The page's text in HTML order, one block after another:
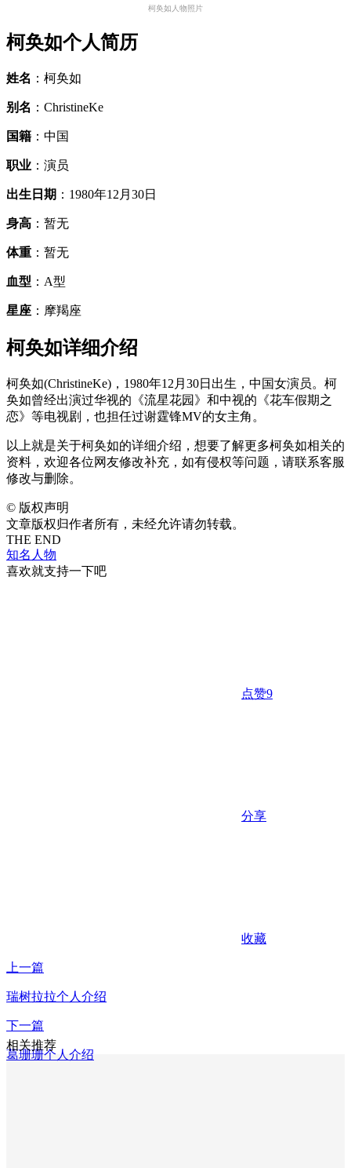
柯奂如人物照片
柯奂如个人简历
姓名 ：柯奂如
别名 ：ChristineKe
国籍 ：中国
职业 ：演员
出生日期 ：1980年12月30日
身高 ：暂无
体重 ：暂无
血型 ：A型
星座 ：摩羯座
柯奂如详细介绍
柯奂如(ChristineKe)，1980年12月30日出生，中国女演员。柯
奂如曾经出演过华视的《流星花园》和中视的《花车假期之
恋》等电视剧，也担任过谢霆锋MV的女主角。
以上就是关于柯奂如的详细介绍，想要了解更多柯奂如相关的
资料，欢迎各位网友修改补充，如有侵权等问题，请联系客服
修改与删除。
© 版权声明
文章版权归作者所有，未经允许请勿转载。
THE END
知名人物
喜欢就支持一下吧
点赞9
分享
收藏
上一篇
瑞树拉拉个人介绍
下一篇
葛珊珊个人介绍
相关推荐